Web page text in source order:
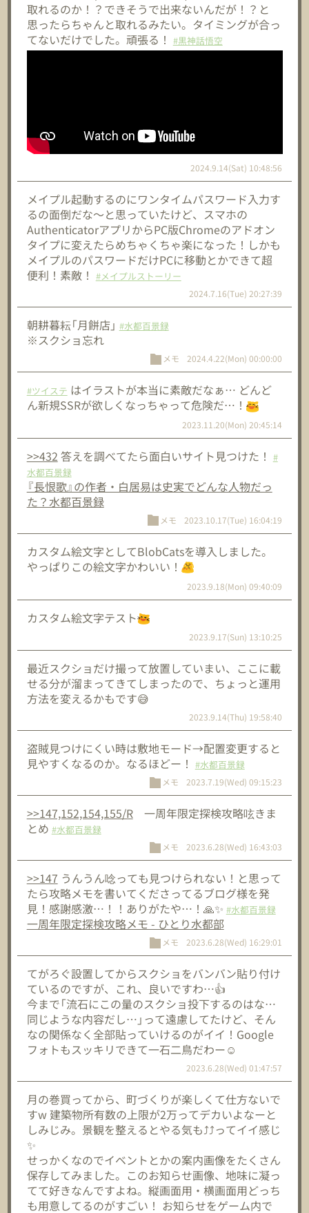
取れるのか！？できそうで出来ないんだが！？と
思ったらちゃんと取れるみたい。タイミングが合っ
てないだけでした。頑張る！ #黒神話悟空
2024.9.14(Sat) 10:48:56
メイプル起動するのにワンタイムパスワード入力す
るの面倒だな～と思っていたけど、スマホの
AuthenticatorアプリからPC版Chromeのアドオン
タイプに変えたらめちゃくちゃ楽になった！しかも
メイプルのパスワードだけPCに移動とかできて超
便利！素敵！ #メイプルストーリー
2024.7.16(Tue) 20:27:39
朝耕暮耘「月餅店」 #水都百景録
※スクショ忘れ
メモ 2024.4.22(Mon) 00:00:00
#ツイステ はイラストが本当に素敵だなぁ… どんど
ん新規SSRが欲しくなっちゃって危険だ…！
2023.11.20(Mon) 20:45:14
>>432 答えを調べてたら面白いサイト見つけた！ #
水都百景録
『長恨歌』の作者・白居易は史実でどんな人物だっ
た？水都百景録
メモ 2023.10.17(Tue) 16:04:19
カスタム絵文字としてBlobCatsを導入しました。
やっぱりこの絵文字かわいい！
2023.9.18(Mon) 09:40:09
カスタム絵文字テスト
2023.9.17(Sun) 13:10:25
最近スクショだけ撮って放置していまい、ここに載
せる分が溜まってきてしまったので、ちょっと運用
方法を変えるかもです😅
2023.9.14(Thu) 19:58:40
盗賊見つけにくい時は敷地モード→配置変更すると
見やすくなるのか。なるほどー！ #水都百景録
メモ 2023.7.19(Wed) 09:15:23
>>147,152,154,155/R一周年限定探検攻略呟きま
とめ #水都百景録
メモ 2023.6.28(Wed) 16:43:03
>>147 うんうん唸っても見つけられない！と思って
たら攻略メモを書いてくださってるブログ様を発
見！感謝感激…！！ありがたや…！🙏✨ #水都百景録
一周年限定探検攻略メモ - ひとり水都部
メモ 2023.6.28(Wed) 16:29:01
てがろぐ設置してからスクショをバンバン貼り付け
ているのですが、これ、良いですわ…👍
今まで「流石にこの量のスクショ投下するのはな…
同じような内容だし…」って遠慮してたけど、そん
なの関係なく全部貼っていけるのがイイ！Google
フォトもスッキリできて一石二鳥だわー☺️
2023.6.28(Wed) 01:47:57
月の巻買ってから、町づくりが楽しくて仕方ないで
すw 建築物所有数の上限が2万ってデカいよなーと
しみじみ。景観を整えるとやる気も⤴⤴ってイイ感じ
✨
せっかくなのでイベントとかの案内画像をたくさん
保存してみました。このお知らせ画像、地味に凝っ
てて好きなんですよね。縦画面用・横画面用どっち
も用意してるのがすごい！ お知らせをゲーム内で